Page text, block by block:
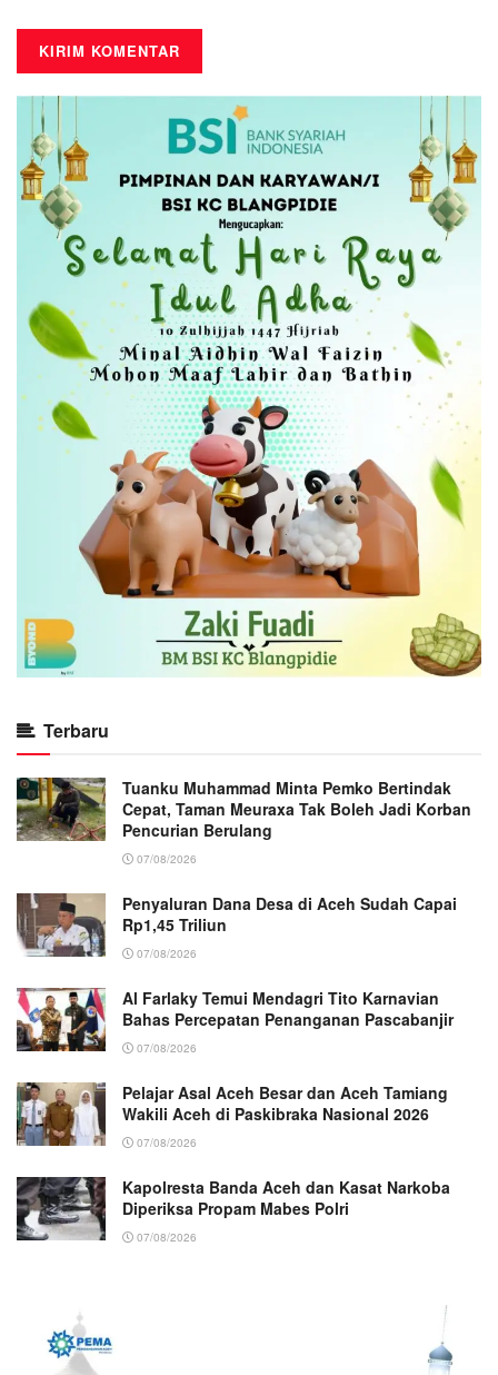
Terbaru
Tuanku Muhammad Minta Pemko Bertindak
Cepat, Taman Meuraxa Tak Boleh Jadi Korban
Pencurian Berulang
07/08/2026
Penyaluran Dana Desa di Aceh Sudah Capai
Rp1,45 Triliun
07/08/2026
Al Farlaky Temui Mendagri Tito Karnavian
Bahas Percepatan Penanganan Pascabanjir
07/08/2026
Pelajar Asal Aceh Besar dan Aceh Tamiang
Wakili Aceh di Paskibraka Nasional 2026
07/08/2026
Kapolresta Banda Aceh dan Kasat Narkoba
Diperiksa Propam Mabes Polri
07/08/2026